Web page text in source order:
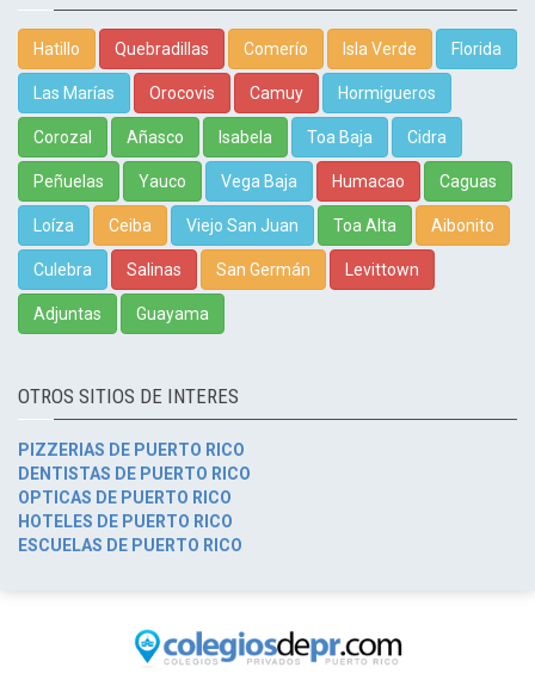
Hatillo Quebradillas Comerío Isla Verde Florida
Las Marías Orocovis Camuy Hormigueros
Corozal Añasco Isabela Toa Baja Cidra
Peñuelas Yauco Vega Baja Humacao Caguas
Loíza Ceiba Viejo San Juan Toa Alta Aibonito
Culebra Salinas San Germán Levittown
Adjuntas Guayama
OTROS SITIOS DE INTERES
PIZZERIAS DE PUERTO RICO
DENTISTAS DE PUERTO RICO
OPTICAS DE PUERTO RICO
HOTELES DE PUERTO RICO
ESCUELAS DE PUERTO RICO